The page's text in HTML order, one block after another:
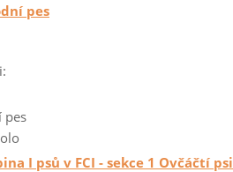
pes
pes
I psů v FCI - sekce 1 Ovčáčtí psi